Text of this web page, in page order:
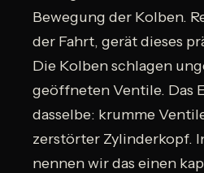
Bewegung der Kolben.
der Fahrt, gerät dieses
Die Kolben schlagen
geöffneten Ventile. Das
dasselbe: krumme
zerstörter Zylinderkopf.
nennen wir das einen